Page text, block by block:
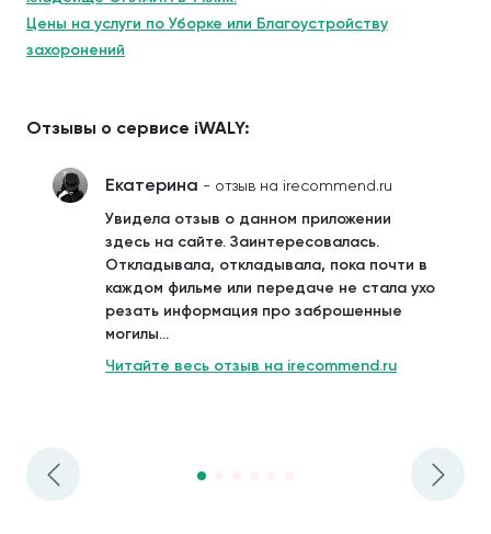
Цены на услуги по Уборке или Благоустройству
захоронений
Отзывы о сервисе iWALY:
Екатерина - отзыв на irecommend.ru
Увидела отзыв о данном приложении
здесь на сайте. Заинтересовалась.
Откладывала, откладывала, пока почти в
каждом фильме или передаче не стала ухо
резать информация про заброшенные
могилы...
Читайте весь отзыв на irecommend.ru